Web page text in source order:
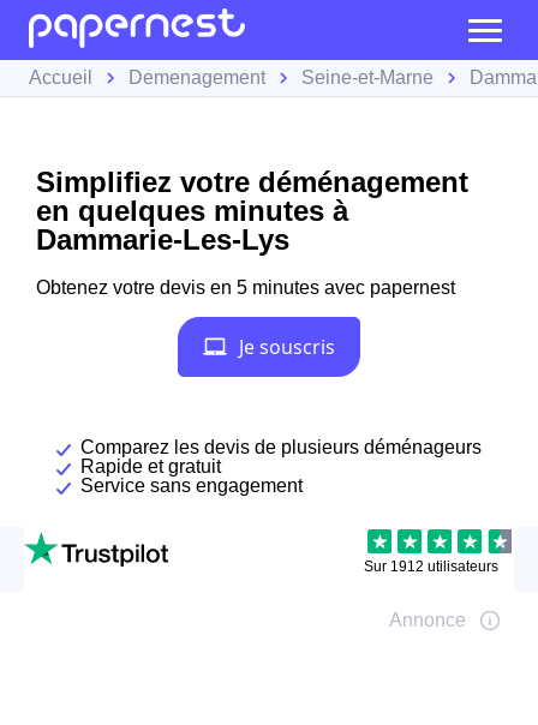
Accueil Demenagement Seine-et-Marne